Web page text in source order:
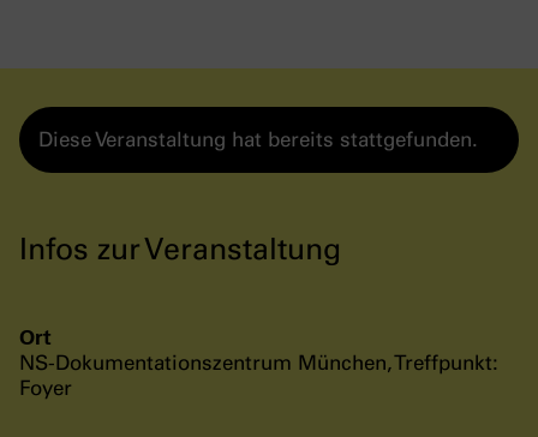
Diese Veranstaltung hat bereits stattgefunden.
Infos zur Veranstaltung
Ort
NS-Dokumentationszentrum München, Treffpunkt:
Foyer